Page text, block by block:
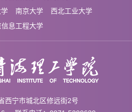
南京大学
西北工业大学
信息工程大学
西宁市城北区修远街2号